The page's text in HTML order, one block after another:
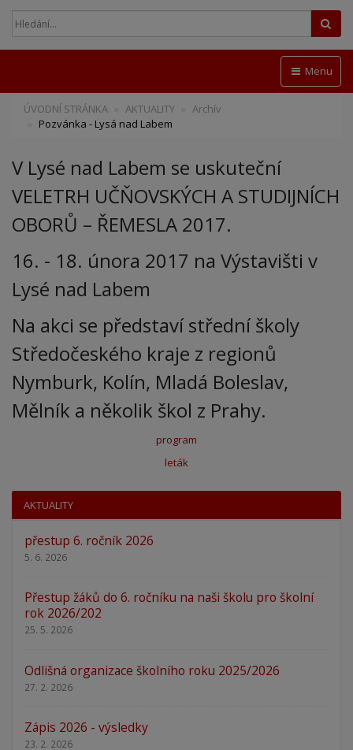
Menu
ÚVODNÍ STRÁNKA AKTUALITY
Archív
Pozvánka - Lysá nad Labem
V Lysé nad Labem se uskuteční
VELETRH UČŇOVSKÝCH A STUDIJNÍCH
OBORŮ – ŘEMESLA 2017.
16. - 18. února 2017 na Výstavišti v
Lysé nad Labem
Na akci se představí střední školy
Středočeského kraje z regionů
Nymburk, Kolín, Mladá Boleslav,
Mělník a několik škol z Prahy.
program
leták
AKTUALITY
přestup 6. ročník 2026
5. 6. 2026
Přestup žáků do 6. ročníku na naši školu pro školní
rok 2026/202
25. 5. 2026
Odlišná organizace školního roku 2025/2026
27. 2. 2026
Zápis 2026 - výsledky
23. 2. 2026